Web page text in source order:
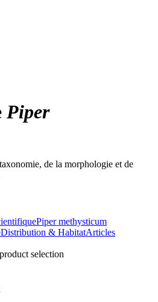
Piper
de la morphologie et de
Piper methysticum
Distribution & HabitatArticles